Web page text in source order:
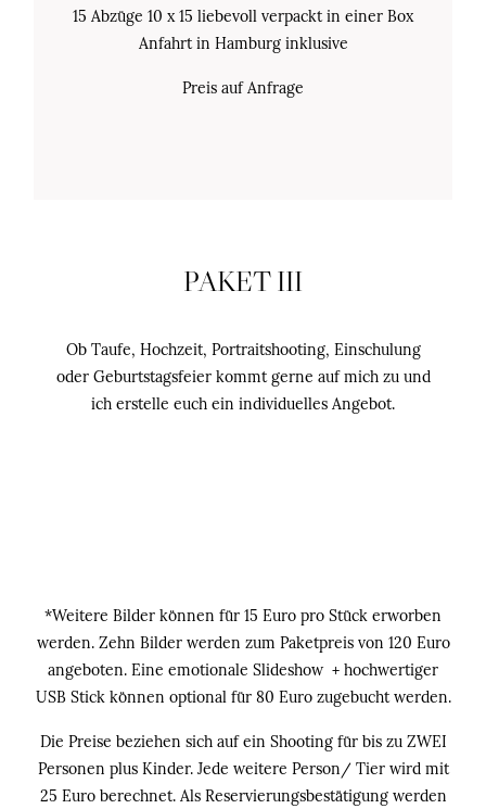
15 Abzüge 10 x 15 liebevoll verpackt in einer Box
Anfahrt in Hamburg inklusive
Preis auf Anfrage
PAKET III
Ob Taufe, Hochzeit, Portraitshooting, Einschulung
oder Geburtstagsfeier kommt gerne auf mich zu und
ich erstelle euch ein individuelles Angebot.
*Weitere Bilder können für 15 Euro pro Stück erworben
werden. Zehn Bilder werden zum Paketpreis von 120 Euro
angeboten. Eine emotionale Slideshow + hochwertiger
USB Stick können optional für 80 Euro zugebucht werden.
Die Preise beziehen sich auf ein Shooting für bis zu ZWEI
Personen plus Kinder. Jede weitere Person/ Tier wird mit
25 Euro berechnet. Als Reservierungsbestätigung werden